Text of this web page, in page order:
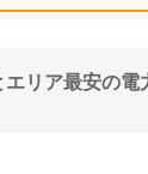
リア最安の電